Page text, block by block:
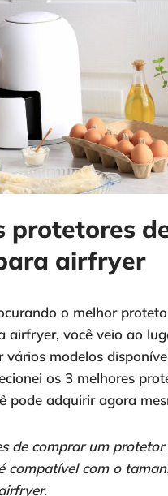
protetores
airfryer
o melhor
airfryer, você veio ao
vários modelos
os 3 melhores
pode adquirir agora
de comprar um protetor
compatível com o